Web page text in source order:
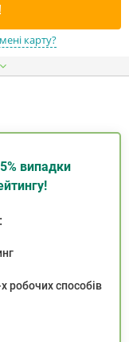
карту?
випадки
робочих способів